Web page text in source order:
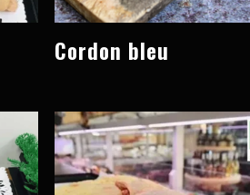
Cordon bleu